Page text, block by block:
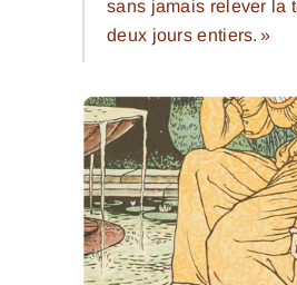
sans jamais relever la
deux jours entiers. »